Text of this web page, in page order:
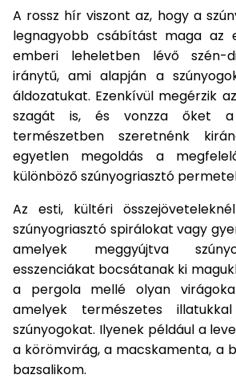
szerszám,
eszközök
Kiegészítők
A rossz hír viszont az, hogy a
legnagyobb csábítást maga az
emberi leheletben lévő szén-
iránytű, ami alapján a
áldozatukat. Ezenkívül megérzik
szagát is, és vonzza őket
természetben szeretnénk
egyetlen megoldás a
különböző szúnyogriasztó
Az esti, kültéri
szúnyogriasztó spirálokat vagy
amelyek meggyújtva
esszenciákat bocsátanak ki
a pergola mellé olyan
amelyek természetes
szúnyogokat. Ilyenek például a
a körömvirág, a macskamenta, a
bazsalikom.